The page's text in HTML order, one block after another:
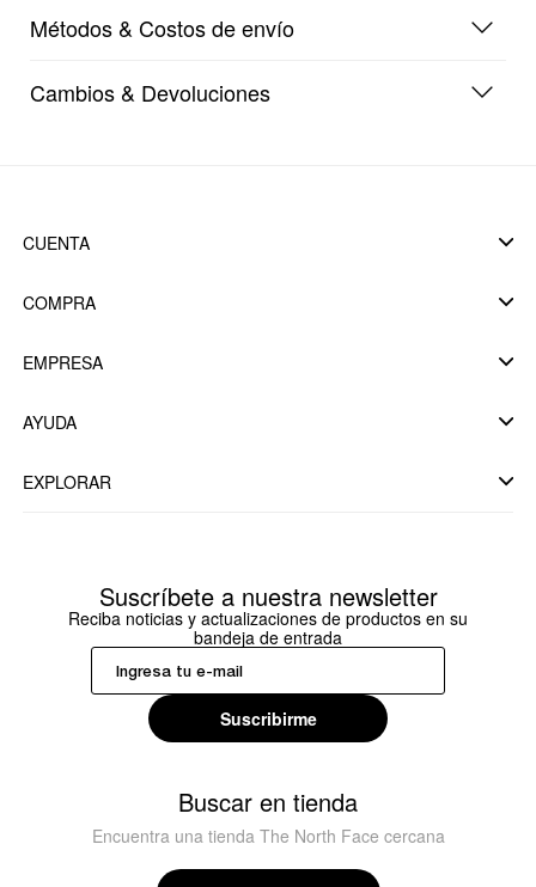
Métodos & Costos de envío
Cambios & Devoluciones
CUENTA
COMPRA
EMPRESA
AYUDA
EXPLORAR
Suscríbete a nuestra newsletter
Reciba noticias y actualizaciones de productos en su
bandeja de entrada
Suscribirme
Buscar en tienda
Encuentra una tienda The North Face cercana